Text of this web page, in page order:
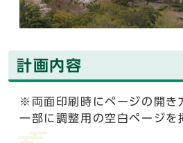
計画内容
※両面印刷時にページの開き
一部に調整用の空白ページを